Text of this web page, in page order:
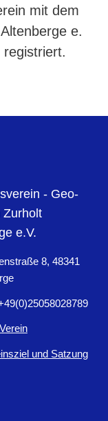
mit dem
e.
registriert.
- Geo-
Zurholt
e.V.
8, 48341
und Satzung